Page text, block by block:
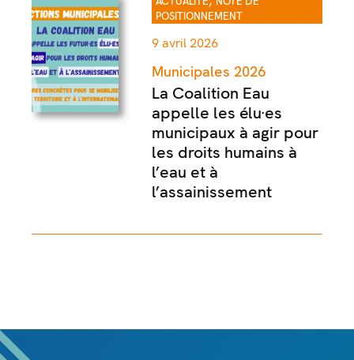
POSITIONNEMENT
9 avril 2026
Municipales 2026
La Coalition Eau
appelle les élu·es
municipaux à agir pour
les droits humains à
l’eau et à
l’assainissement